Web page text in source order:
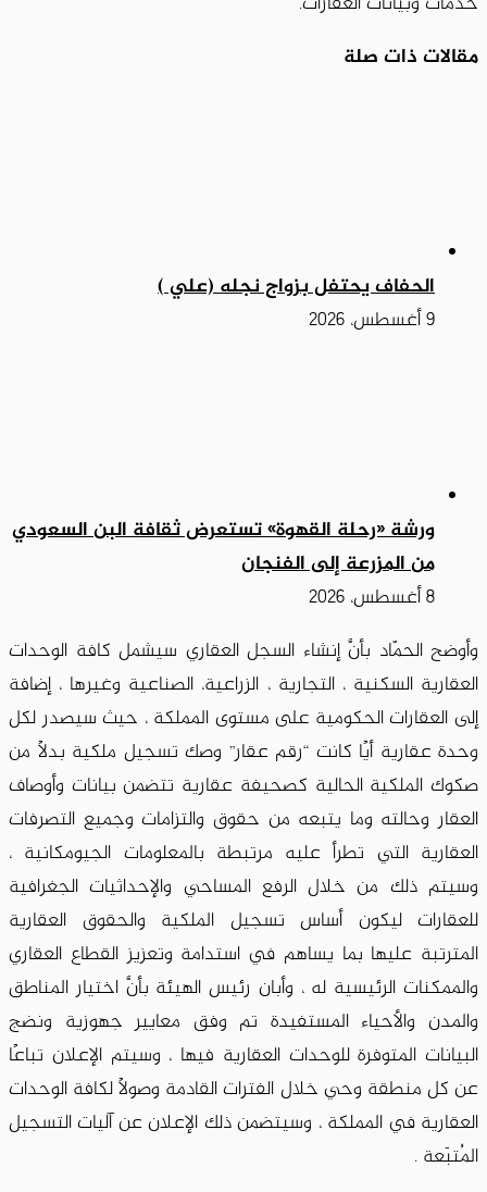
مقالات ذات صلة
الحفاف يحتفل بزواج نجله (علي )
9 أغسطس، 2026
ورشة «رحلة القهوة» تستعرض ثقافة البن السعودي
من المزرعة إلى الفنجان
8 أغسطس، 2026
وأوضح الحمّاد بأنَّ إنشاء السجل العقاري سيشمل كافة الوحدات
العقارية السكنية ، التجارية ، الزراعية، الصناعية وغيرها ، إضافة
إلى العقارات الحكومية على مستوى المملكة ، حيث سيصدر لكل
وحدة عقارية أيًا كانت “رقم عقار” وصك تسجيل ملكية بدلاً من
صكوك الملكية الحالية كصحيفة عقارية تتضمن بيانات وأوصاف
العقار وحالته وما يتبعه من حقوق والتزامات وجميع التصرفات
العقارية التي تطرأ عليه مرتبطة بالمعلومات الجيومكانية ،
وسيتم ذلك من خلال الرفع المساحي والإحداثيات الجغرافية
للعقارات ليكون أساس تسجيل الملكية والحقوق العقارية
المترتبة عليها بما يساهم في استدامة وتعزيز القطاع العقاري
والممكنات الرئيسية له ، وأبان رئيس الهيئة بأنَّ اختيار المناطق
والمدن والأحياء المستفيدة تم وفق معايير جهوزية ونضج
البيانات المتوفرة للوحدات العقارية فيها ، وسيتم الإعلان تباعًا
عن كل منطقة وحي خلال الفترات القادمة وصولًا لكافة الوحدات
العقارية في المملكة ، وسيتضمن ذلك الإعلان عن آليات التسجيل
المُتبَعة .